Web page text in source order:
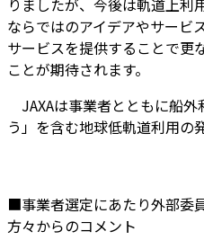
ならではのアイデアやサービ
サービスを提供することで更
ことが期待されます。
JAXAは事業者とともに船
う」を含む地球低軌道利用の
■事業者選定にあたり外部委
方々からのコメント